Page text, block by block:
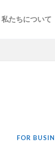
私たちについて
FOR